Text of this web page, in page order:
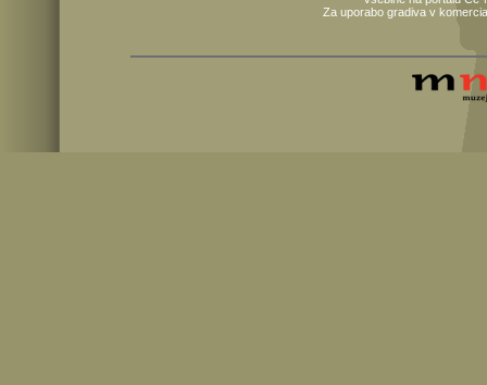
Za uporabo gradiva v